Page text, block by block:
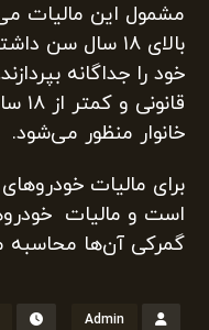
مشمول این مالیات
بالای ۱۸ سال
خود را جداگانه
خانوار منظور می‌شود.
برای مالیات
است و مالیات
گمرکی آن‌ها محاسبه
Admin